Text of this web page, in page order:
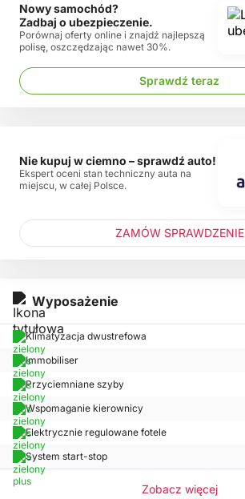
Wyposażenie
Klimatyzacja dwustrefowa
Immobiliser
Przyciemniane szyby
Wspomaganie kierownicy
Elektrycznie regulowane fotele
System start-stop
Zobacz więcej
Nowy samochód?
Zadbaj o ubezpieczenie.
Porównaj oferty online i znajdź najlepszą
polisę, oszczędzając nawet 30%.
Sprawdź teraz
Nie kupuj w ciemno – sprawdź auto!
Ekspert oceni stan techniczny auta na
miejscu, w całej Polsce.
ZAMÓW SPRAWDZENIE